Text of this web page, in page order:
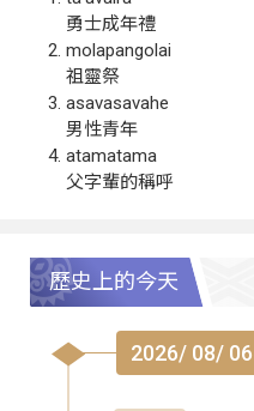
勇士成年禮
molapangolai
祖靈祭
asavasavahe
男性青年
atamatama
父字輩的稱呼
歷史上的今天
2026/ 08/ 06